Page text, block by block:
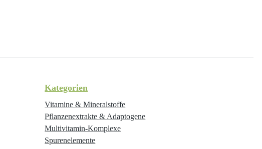
Kategorien
Vitamine & Mineralstoffe
Pflanzenextrakte & Adaptogene
Multivitamin-Komplexe
Spurenelemente